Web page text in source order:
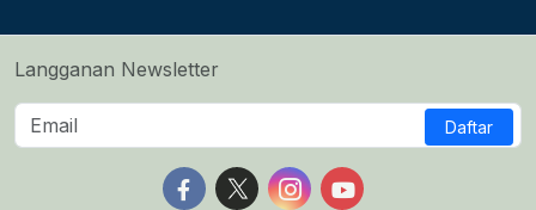
Langganan Newsletter
Daftar
Follow us on Facebook
Follow us on X
Follow us on Instagram
Follow us on